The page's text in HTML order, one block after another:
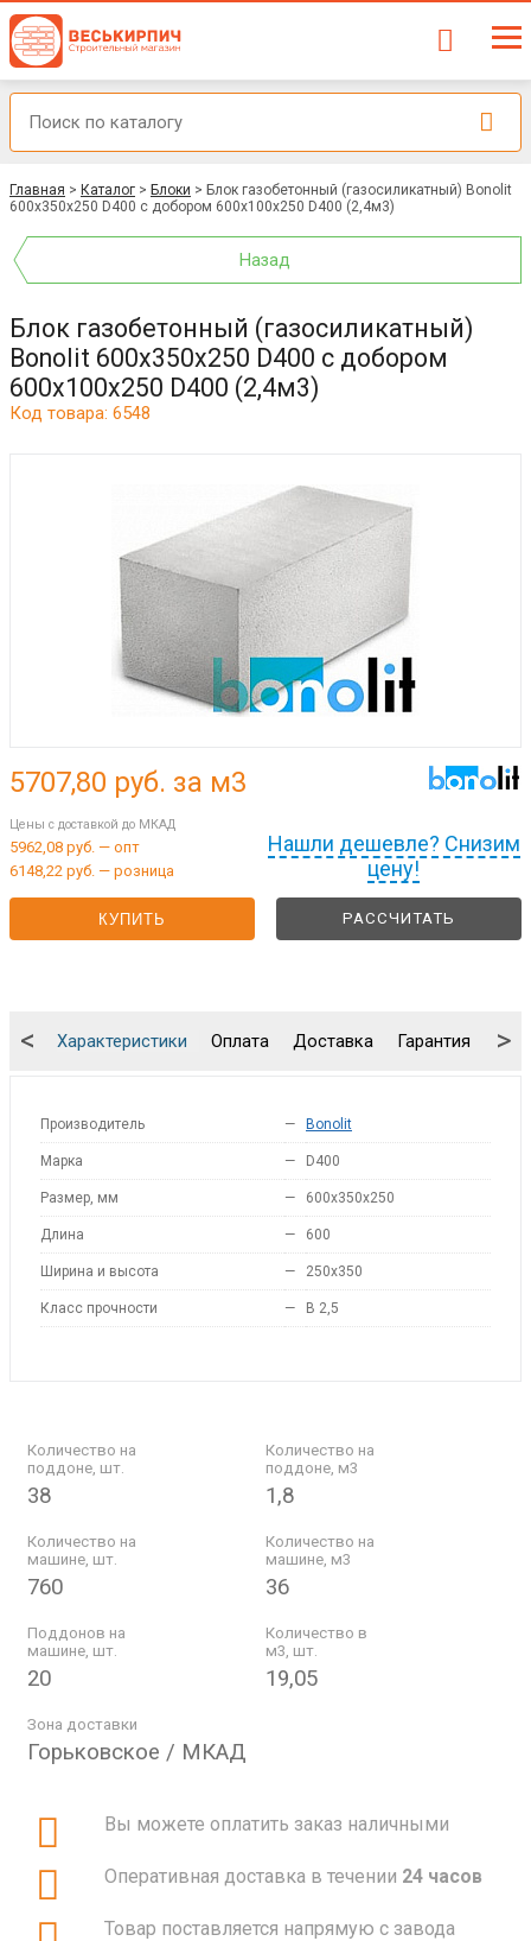
Главная > Каталог > Блоки > Блок газобетонный (газосиликатный) Bonolit
600x350x250 D400 с добором 600х100х250 D400 (2,4м3)
Назад
Блок газобетонный (газосиликатный)
Bonolit 600x350x250 D400 с добором
600х100х250 D400 (2,4м3)
Код товара: 6548
Нашли дешевле? Снизим
цену!
5707,80 руб. за м3
Цены с доставкой до МКАД
5962,08 руб. — опт
6148,22 руб. — розница
КУПИТЬ РАССЧИТАТЬ
Характеристики Оплата Доставка Гарантия
< >
Производитель — Bonolit
Марка — D400
Размер, мм — 600x350x250
Длина — 600
Ширина и высота — 250x350
Класс прочности — B 2,5
Количество на
поддоне, шт.
38
Количество на
поддоне, м3
1,8
Количество на
машине, шт.
760
Количество на
машине, м3
36
Поддонов на
машине, шт.
20
Количество в
м3, шт.
19,05
Зона доставки
Горьковское / МКАД
Вы можете оплатить заказ наличными
Оперативная доставка в течении 24 часов
Товар поставляется напрямую с завода